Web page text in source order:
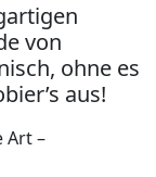
von
ohne es
aus!
Art –